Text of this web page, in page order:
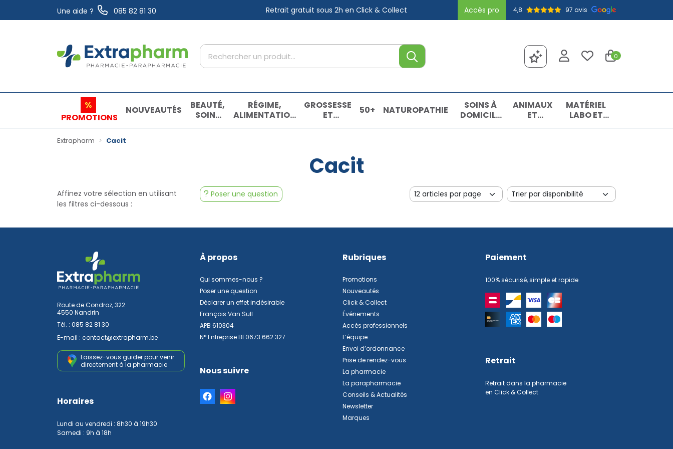
Une aide ? 085 82 81 30 Retrait gratuit sous 2h en Click & Collect Accès pro 4,8 97 avis
Extrapharm Votre pharmacie en ligne à votre service 0
%
PROMOTIONS
NOUVEAUTÉS
BEAUTÉ,
SOINS
ET
RÉGIME,
ALIMENTATION
& VITAMINES
GROSSESSE
ET
ENFANTS
50+ NATUROPATHIE
SOINS À
DOMICILE
ET
ANIMAUX
ET
INSECTES
MATÉRIEL
LABO ET
MATIÈRES
Extrapharm Cacit
Cacit
Poser une question
Affinez votre sélection en utilisant
les filtres ci-dessous :
Route de Condroz, 322
4550 Nandrin
Tél. : 085 82 81 30
E-mail : contact@extrapharm.be
Laissez-vous guider pour venir
directement à la pharmacie
Horaires
Lundi au vendredi : 8h30 à 19h30
Samedi : 9h à 18h
À propos
Qui sommes-nous ?
Poser une question
Déclarer un effet indésirable
François Van Sull
APB 610304
N° Entreprise BE0673.662.327
Nous suivre
Rubriques
Promotions
Nouveautés
Click & Collect
Événements
Accès professionnels
L’équipe
Envoi d’ordonnance
Prise de rendez-vous
La pharmacie
La parapharmacie
Conseils & Actualités
Newsletter
Marques
Paiement
100% sécurisé, simple et rapide
Retrait
Retrait dans la pharmacie
en Click & Collect